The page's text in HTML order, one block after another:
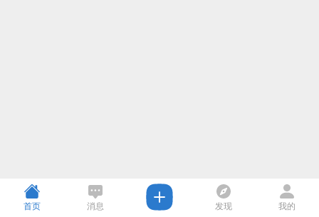
首页 消息 发现 我的